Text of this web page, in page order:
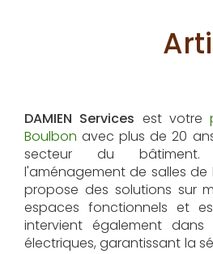
DAMIEN Services est votre
Boulbon avec plus de 20
secteur du bâtiment.
l'aménagement de salles de
propose des solutions sur
espaces fonctionnels et
intervient également
électriques, garantissant la